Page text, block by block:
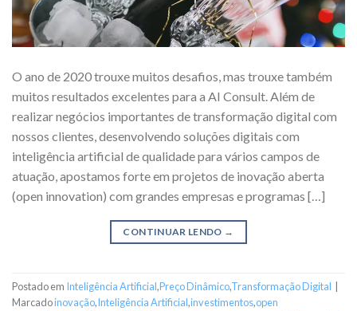
O ano de 2020 trouxe muitos desafios, mas trouxe também
muitos resultados excelentes para a AI Consult. Além de
realizar negócios importantes de transformação digital com
nossos clientes, desenvolvendo soluções digitais com
inteligência artificial de qualidade para vários campos de
atuação, apostamos forte em projetos de inovação aberta
(open innovation) com grandes empresas e programas […]
CONTINUAR LENDO →
Postado em Inteligência Artificial,Preço Dinâmico,Transformação Digital
Marcadoinovação,Inteligência Artificial,investimentos,open